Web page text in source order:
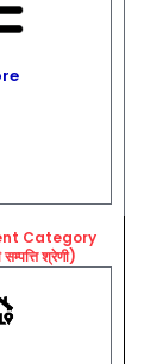
Category
श्रेणी)